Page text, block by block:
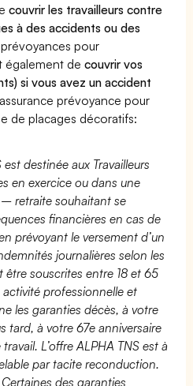
couvrir les travailleurs contre
à des accidents ou des
pour
également decouvrir vos
si vous avez un accident
prévoyance pour
de placages décoratifs:
destinée aux Travailleurs
en exercice ou dans une
retraite souhaitant se
financières en cas de
prévoyant le versement d’un
journalières selon les
être souscrites entre 18 et 65
activité professionnelle et
les garanties décès, à votre
tard, à votre 67e anniversaire
L’offre ALPHA TNS est à
par tacite reconduction.
des garanties